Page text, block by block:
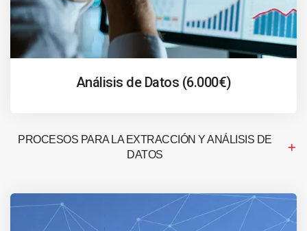
Análisis de Datos (6.000€)
PROCESOS PARA LA EXTRACCIÓN Y ANÁLISIS DE
DATOS